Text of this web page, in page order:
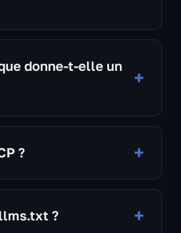
donne-t-elle un
?
?